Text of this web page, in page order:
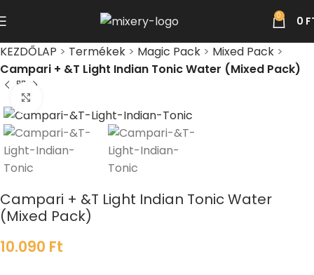
0 0
KEZDŐLAP > Termékek > Magic Pack > Mixed Pack >
Campari + &T Light Indian Tonic Water (Mixed Pack)
Campari + &T Light Indian Tonic Water
(Mixed Pack)
10.090 Ft